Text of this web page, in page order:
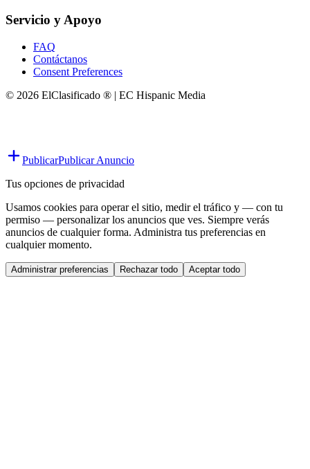
Servicio y Apoyo
FAQ
Contáctanos
Consent Preferences
© 2026 ElClasificado ® | EC Hispanic Media
PublicarPublicar Anuncio
Tus opciones de privacidad
Usamos cookies para operar el sitio, medir el tráfico y — con tu
permiso — personalizar los anuncios que ves. Siempre verás
anuncios de cualquier forma. Administra tus preferencias en
cualquier momento.
Administrar preferencias Rechazar todo Aceptar todo